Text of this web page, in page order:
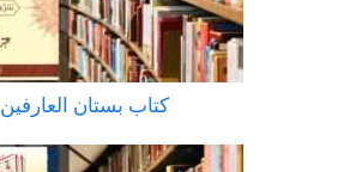
كتاب بستان العارفين PDF